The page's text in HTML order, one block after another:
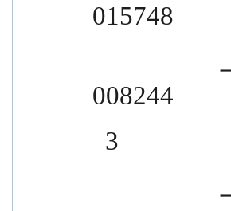
015748
008244
  3